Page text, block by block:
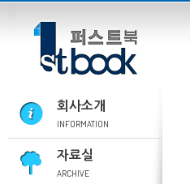
회사소개
INFORMATION
자료실
ARCHIVE